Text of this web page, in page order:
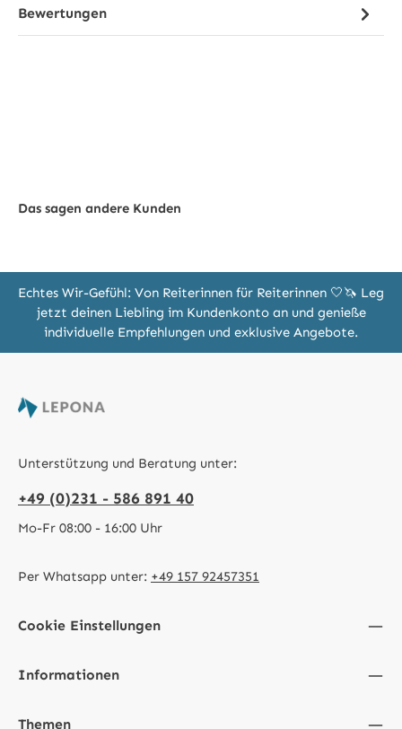
Bewertungen
Das sagen andere Kunden
Echtes Wir-Gefühl: Von Reiterinnen für Reiterinnen 🤍🦄 Leg
jetzt deinen Liebling im Kundenkonto an und genieße
individuelle Empfehlungen und exklusive Angebote.
Unterstützung und Beratung unter:
+49 (0)231 - 586 891 40
Mo-Fr 08:00 - 16:00 Uhr
Per Whatsapp unter: +49 157 92457351
Cookie Einstellungen
Informationen
Themen